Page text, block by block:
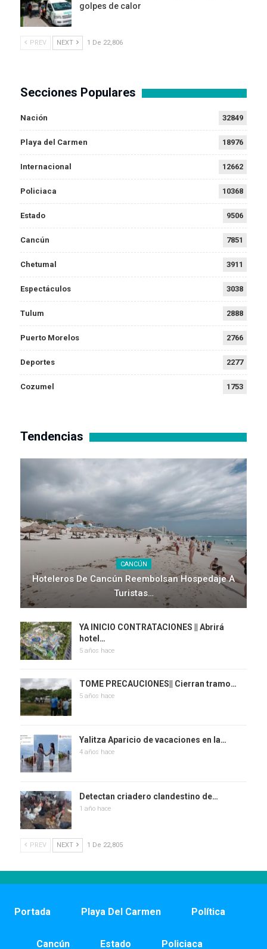
golpes de calor
PREV NEXT 1 De 22,806
Secciones Populares
Nación 32849
Playa del Carmen 18976
Internacional 12662
Policiaca 10368
Estado 9506
Cancún 7851
Chetumal 3911
Espectáculos 3038
Tulum 2888
Puerto Morelos 2766
Deportes 2277
Cozumel 1753
Tendencias
CANCÚN
Hoteleros De Cancún Reembolsan Hospedaje A
Turistas…
YA INICIO CONTRATACIONES || Abrirá
hotel…
5 años hace
TOME PRECAUCIONES|| Cierran tramo…
5 años hace
Yalitza Aparicio de vacaciones en la…
4 años hace
Detectan criadero clandestino de…
1 año hace
PREV NEXT 1 De 22,805
Portada Playa Del Carmen Política
Cancún Estado Policiaca